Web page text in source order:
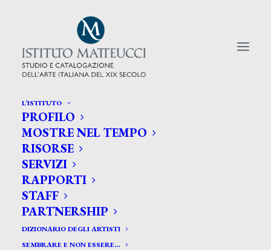
L’ISTITUTO
PROFILO
MOSTRE NEL TEMPO
RISORSE
SERVIZI
RAPPORTI
STAFF
PARTNERSHIP
DIZIONARIO DEGLI ARTISTI
SEMBRARE E NON ESSERE…
CERCA TRA GLI ARTISTI:
Search
for: